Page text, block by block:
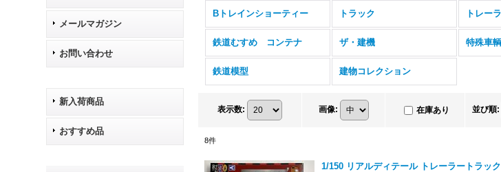
メールマガジン
お問い合わせ
新入荷商品
おすすめ品
Bトレインショーティー トラック トレー
鉄道むすめ コンテナ ザ・建機
鉄道模型 建物コレクション
表示数: 画像: 在庫あり 並び順:
8件
1/150 リアルディテール トレーラートラッ